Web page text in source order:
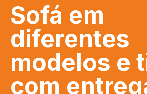
Sofá em
diferentes
modelos e
com